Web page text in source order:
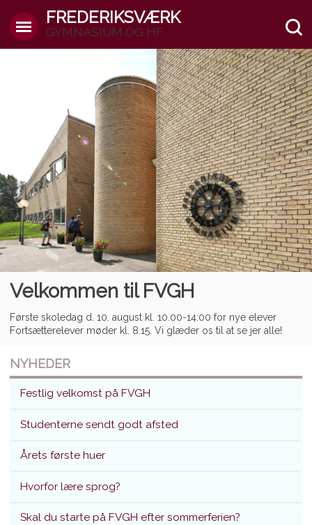
FREDERIKSVÆRK
GYMNASIUM OG HF
Velkommen til FVGH
Første skoledag d. 10. august kl. 10.00-14:00 for nye elever
Fortsætterelever møder kl. 8.15. Vi glæder os til at se jer alle!
NYHEDER
Festlig velkomst på FVGH
Studenterne sendt godt afsted
Årets første huer
Hvorfor lære sprog?
Skal du starte på FVGH efter sommerferien?